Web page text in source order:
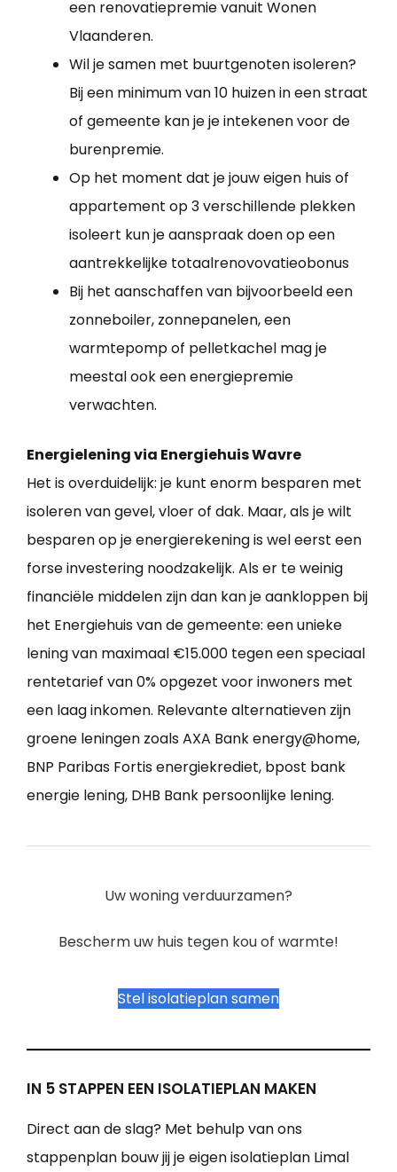
een renovatiepremie vanuit Wonen
Vlaanderen.
Wil je samen met buurtgenoten isoleren?
Bij een minimum van 10 huizen in een straat
of gemeente kan je je intekenen voor de
burenpremie.
Op het moment dat je jouw eigen huis of
appartement op 3 verschillende plekken
isoleert kun je aanspraak doen op een
aantrekkelijke totaalrenovovatieobonus
Bij het aanschaffen van bijvoorbeeld een
zonneboiler, zonnepanelen, een
warmtepomp of pelletkachel mag je
meestal ook een energiepremie
verwachten.
Energielening via Energiehuis Wavre
Het is overduidelijk: je kunt enorm besparen met
isoleren van gevel, vloer of dak. Maar, als je wilt
besparen op je energierekening is wel eerst een
forse investering noodzakelijk. Als er te weinig
financiële middelen zijn dan kan je aankloppen bij
het Energiehuis van de gemeente: een unieke
lening van maximaal €15.000 tegen een speciaal
rentetarief van 0% opgezet voor inwoners met
een laag inkomen. Relevante alternatieven zijn
groene leningen zoals AXA Bank energy@home,
BNP Paribas Fortis energiekrediet, bpost bank
energie lening, DHB Bank persoonlijke lening.
Uw woning verduurzamen?
Bescherm uw huis tegen kou of warmte!
Stel isolatieplan samen
IN 5 STAPPEN EEN ISOLATIEPLAN MAKEN
Direct aan de slag? Met behulp van ons
stappenplan bouw jij je eigen isolatieplan Limal